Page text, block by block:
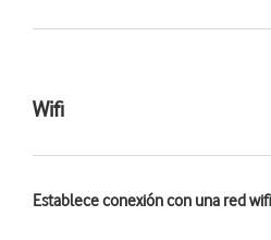
Wifi
Establece conexión con una red wifi